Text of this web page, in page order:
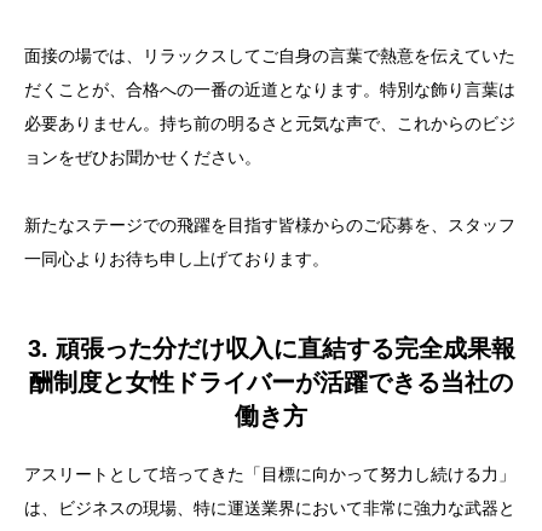
面接の場では、リラックスしてご自身の言葉で熱意を伝えていた
だくことが、合格への一番の近道となります。特別な飾り言葉は
必要ありません。持ち前の明るさと元気な声で、これからのビジ
ョンをぜひお聞かせください。
新たなステージでの飛躍を目指す皆様からのご応募を、スタッフ
一同心よりお待ち申し上げております。
3. 頑張った分だけ収入に直結する完全成果報
酬制度と女性ドライバーが活躍できる当社の
働き方
アスリートとして培ってきた「目標に向かって努力し続ける力」
は、ビジネスの現場、特に運送業界において非常に強力な武器と
目次
1. 体育会系の経験が活きる運送業界の現状とアスリー